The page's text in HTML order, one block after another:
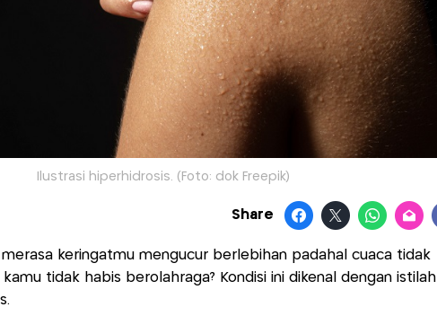
Ilustrasi hiperhidrosis. (Foto: dok Freepik)
Share
keringatmu mengucur berlebihan padahal cuaca tidak
tidak habis berolahraga? Kondisi ini dikenal dengan istilah